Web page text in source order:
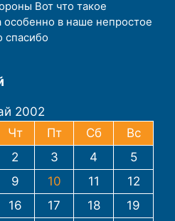
Вот что такое
особенно в наше непростое
спасибо
2002
Чт Пт Сб
Вс
2 3 4
5
9 10 11
12
16 17 18
19